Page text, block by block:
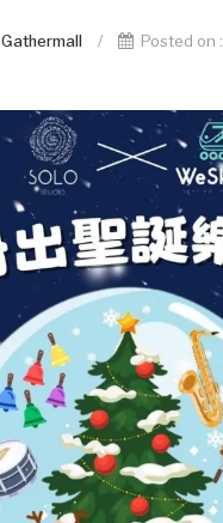
Gathermall / Posted on :